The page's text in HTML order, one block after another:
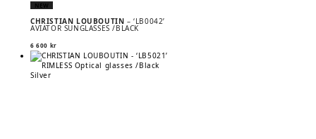
NEW
CHRISTIAN LOUBOUTIN – ‘LB0042’
AVIATOR SUNGLASSES /BLACK
6 600 kr